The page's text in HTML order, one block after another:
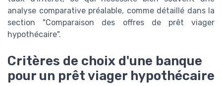
analyse comparative préalable, comme détaillé dans la
section "Comparaison des offres de prêt viager
hypothécaire".
Critères de choix d'une banque
pour un prêt viager hypothécaire